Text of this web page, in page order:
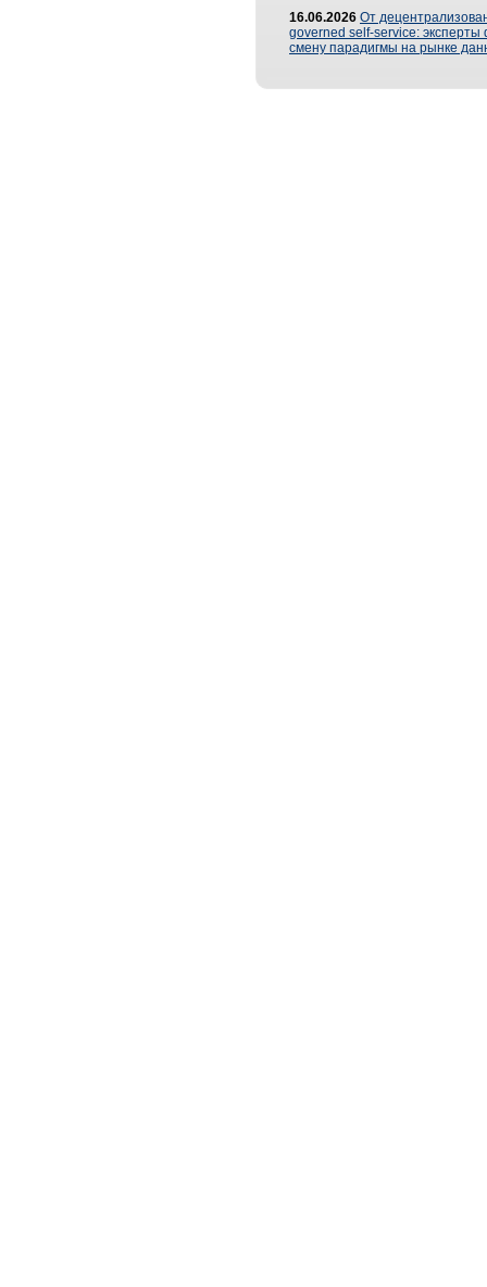
16.06.2026 От
governed self-service: эксперты
смену парадигмы на рынке